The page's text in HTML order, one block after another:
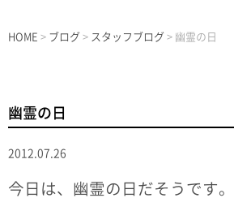
HOME > ブログ > スタッフブログ > 幽霊の日
幽霊の日
2012.07.26
今日は、幽霊の日だそうです。